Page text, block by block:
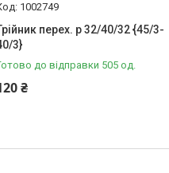
1002749
перех. р 32/40/32 {45/3-
3}
до відправки 505 од.
₴